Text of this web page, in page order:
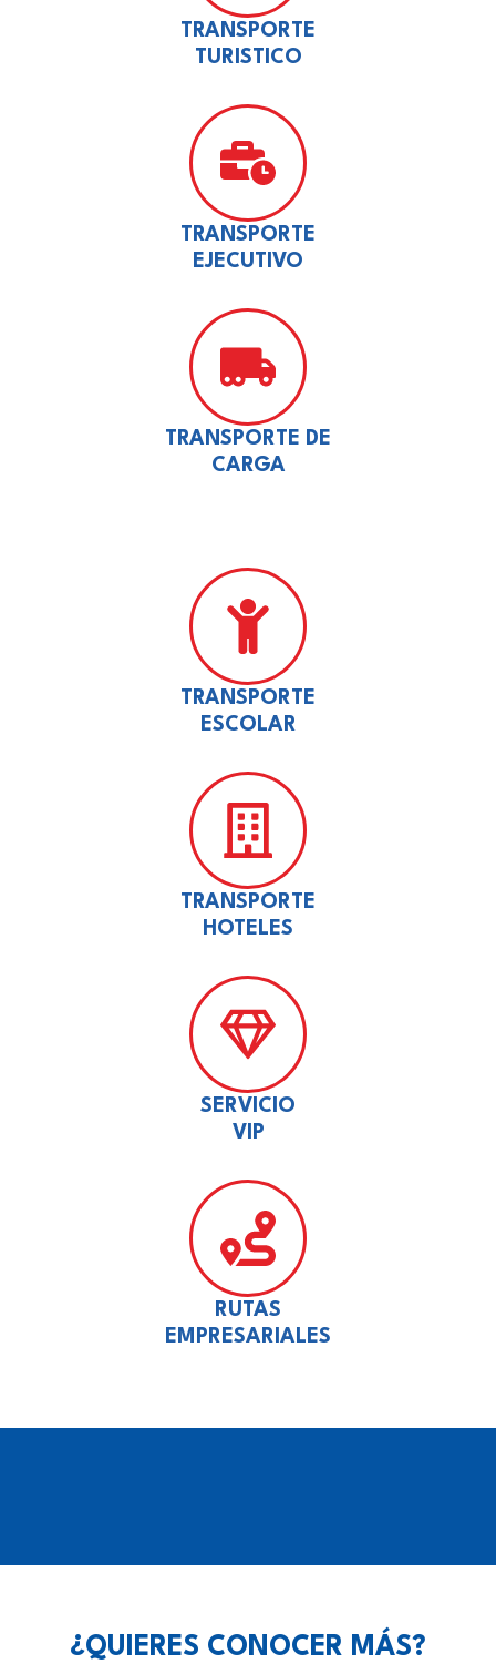
TRANSPORTE
TURISTICO
TRANSPORTE
EJECUTIVO
TRANSPORTE DE
CARGA
TRANSPORTE
ESCOLAR
TRANSPORTE
HOTELES
SERVICIO
VIP
RUTAS
EMPRESARIALES
¿QUIERES CONOCER MÁS?